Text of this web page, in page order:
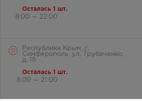
Осталась 1 шт.
8:00 — 22:00
Республика Крым, г.
Симферополь, ул. Трубаченко,
д. 18
Осталась 1 шт.
8:00 — 21:00